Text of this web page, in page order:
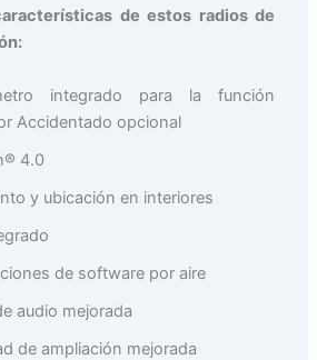
de estos radios de
integrado para la función
Accidentado opcional
4.0
y ubicación en interiores
de software por aire
audio mejorada
de ampliación mejorada